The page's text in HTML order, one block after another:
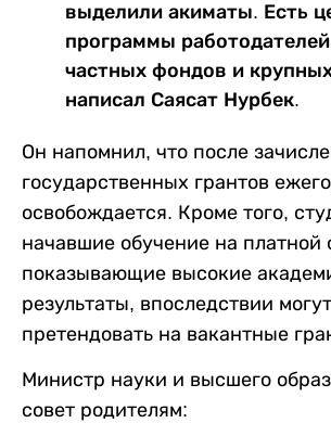
выделили акиматы. Есть
программы
частных фондов и
написал Саясат Нурбек.
Он напомнил, что после
государственных грантов
освобождается. Кроме того,
начавшие обучение на платной
показывающие высокие
результаты, впоследствии могут
претендовать на вакантные
Министр науки и высшего
совет родителям: